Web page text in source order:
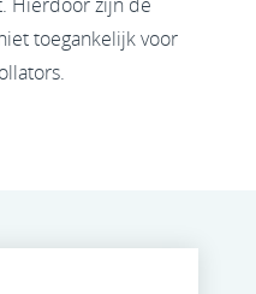
toegankelijk voor